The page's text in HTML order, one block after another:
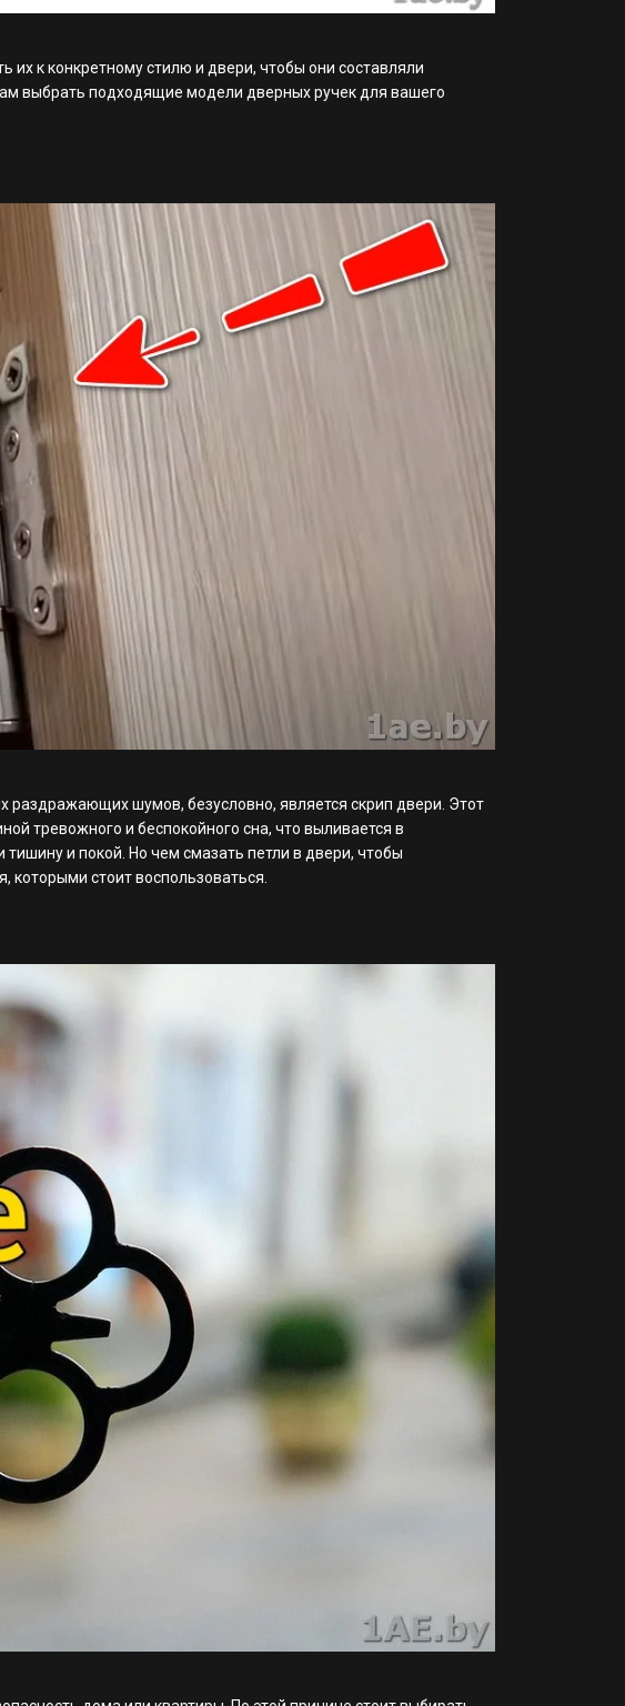
к конкретному стилю и двери, чтобы они составляли
выбрать подходящие модели дверных ручек для вашего
шумов, безусловно, является скрип двери. Этот
тревожного и беспокойного сна, что выливается в
и покой. Но чем смазать петли в двери, чтобы
стоит воспользоваться.